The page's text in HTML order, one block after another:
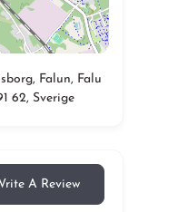
Falun, Falu
62, Sverige
A Review